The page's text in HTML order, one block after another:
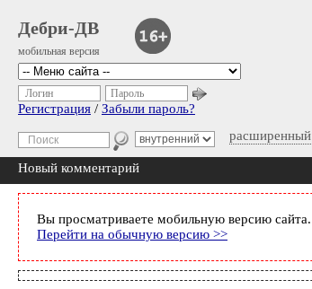
Дебри-ДВ
мобильная версия
расширенный
Логин Пароль
Регистрация / Забыли пароль?
Новый комментарий
Вы просматриваете мобильную версию сайта.
Перейти на обычную версию >>